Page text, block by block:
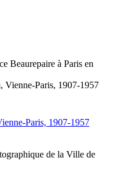
Beaurepaire à Paris en
Paris, 1907-1957
de la Ville de